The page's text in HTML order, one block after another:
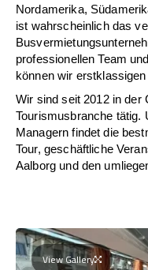
Nordamerika,
ist wahrscheinlich das
professionellen Team
können wir
Wir sind seit 2012 in der
Tourismusbranche tätig.
Managern findet die
Tour, geschäftliche
Aalborg und den
View Gallery